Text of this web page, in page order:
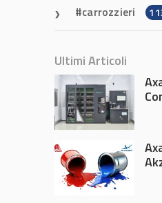
carrozzieri
Ultimi Articoli